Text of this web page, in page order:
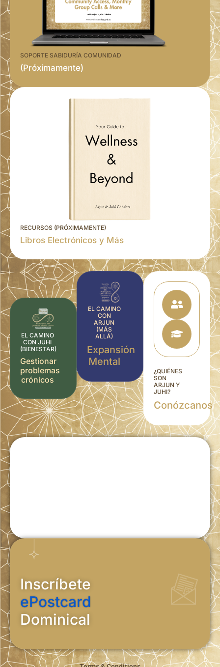
SOPORTE SABIDURÍA COMUNIDAD
(Próximamente)
RECURSOS (PRÓXIMAMENTE)
Libros Electrónicos y Más
EL CAMINO
CON JUHI
(BIENESTAR)
Gestionar
problemas
crónicos
EL CAMINO
CON
ARJUN
(MÁS
ALLÁ)
Expansión
Mental
¿QUIÉNES
SON
ARJUN Y
JUHI?
Conózcanos
Inscríbete
ePostcard
Dominical